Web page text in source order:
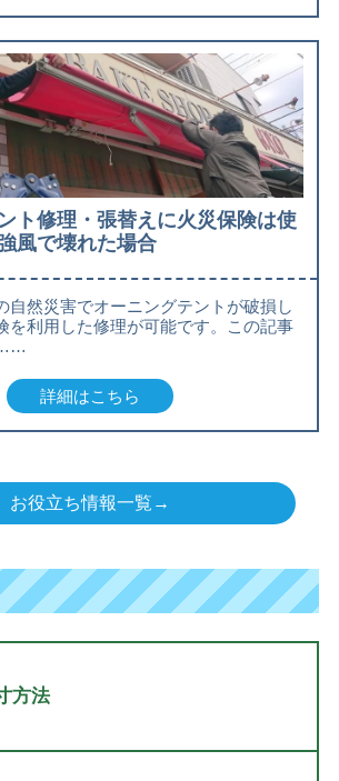
ト修理・張替えに火災保険は使
風で壊れた場合
自然災害でオーニングテントが破損し
を利用した修理が可能です。この記事
……
詳細はこちら
お役立ち情報一覧→
方法